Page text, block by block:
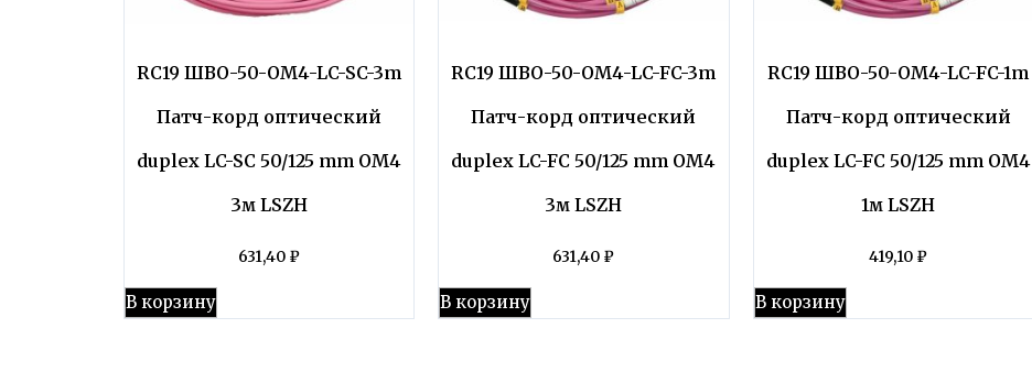
RC19 ШВО-50-OM4-LC-SC-3m
Патч-корд оптический
duplex LC-SC 50/125 mm OM4
3м LSZH
631,40 ₽
В корзину
RC19 ШВО-50-OM4-LC-FC-3m
Патч-корд оптический
duplex LC-FC 50/125 mm OM4
3м LSZH
631,40 ₽
В корзину
RC19 ШВО-50-OM4-LC-FC-1m
Патч-корд оптический
duplex LC-FC 50/125 mm OM4
1м LSZH
419,10 ₽
В корзину